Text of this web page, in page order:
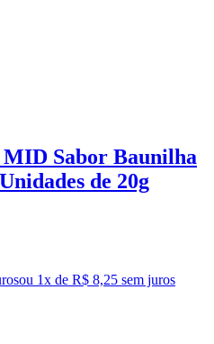
Sabor Baunilha
de 20g
ou 1x de R$ 8,25 sem juros